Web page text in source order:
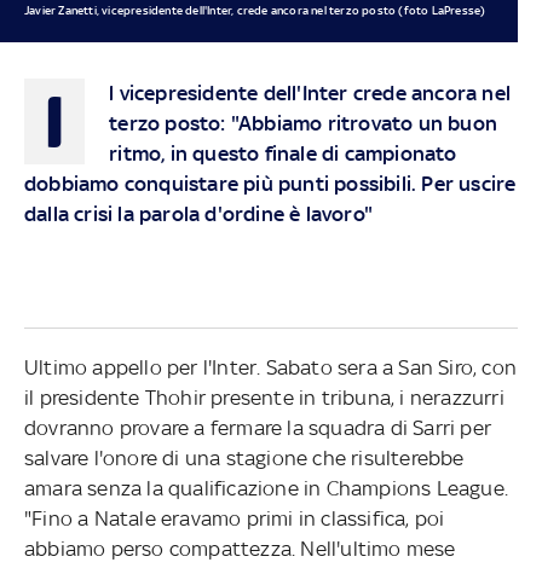
Javier Zanetti, vicepresidente dell'Inter, crede ancora nel terzo posto (foto LaPresse)
I
l vicepresidente dell'Inter crede ancora nel
terzo posto: "Abbiamo ritrovato un buon
ritmo, in questo finale di campionato
dobbiamo conquistare più punti possibili. Per uscire
dalla crisi la parola d'ordine è lavoro"
Ultimo appello per l'Inter. Sabato sera a San Siro, con
il presidente Thohir presente in tribuna, i nerazzurri
dovranno provare a fermare la squadra di Sarri per
salvare l'onore di una stagione che risulterebbe
amara senza la qualificazione in Champions League.
"Fino a Natale eravamo primi in classifica, poi
abbiamo perso compattezza. Nell'ultimo mese